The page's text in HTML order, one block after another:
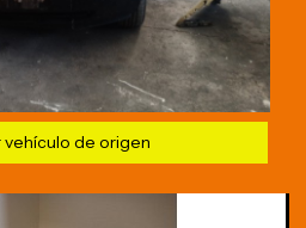
vehículo de origen